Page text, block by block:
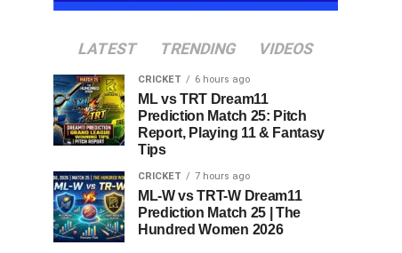
LATEST TRENDING VIDEOS
CRICKET 6 hours ago
ML vs TRT Dream11
Prediction Match 25: Pitch
Report, Playing 11 & Fantasy
Tips
CRICKET 7 hours ago
ML-W vs TRT-W Dream11
Prediction Match 25 | The
Hundred Women 2026